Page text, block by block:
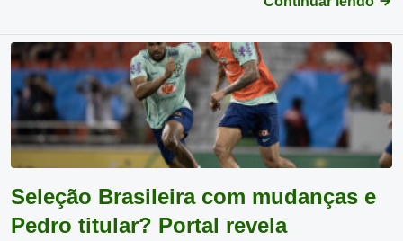
Seleção Brasileira com mudanças e
Pedro titular? Portal revela